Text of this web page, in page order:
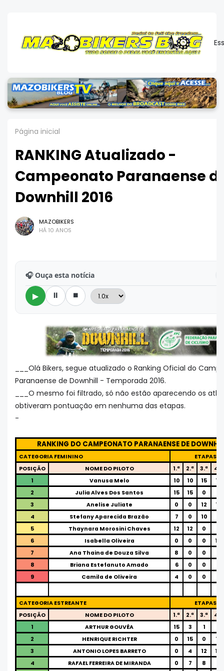
Página inicial
RANKING Atualizado -
Campeonato Paranaense
Downhill 2016
MAZOBIKERS
HÁ 10 ANOS
🎧 Ouça esta notícia
▶ ⏸ ⏹
___Olá Bikers, segue atualizado o Ranking Oficial do
Paranaense de Downhill - Temporada 2016.
___O mesmo foi filtrado, só não estão aparecendo os
obtiveram pontuação em nenhuma das etapas.
-
RANKING DO CAMPEONATO PARANAENSE DE
CATEGORIA FEMININO
ETAPAS
POSIÇÃO
NOME DO PILOTO 1.ª 2.ª 3.ª
4.ª
1
Vanusa Melo 10 10 15
12
2
Julia Alves Dos Santos 15 15 0
3
Anelise Juliate 0 0 12
15
4
Stefany Aparecida Brazão 7 0 10
5
Thaynara Morosini Chaves 12 12 0
6
Isabella Oliveira 0 0 0
10
7
Ana Thaina de Douza Silva 8 0 0
8
Briana Estefanuto Amado 6 0 0
9
Camila de Oliveira 4 0 0
CATEGORIA ESTREANTE
ETAPAS
POSIÇÃO
NOME DO PILOTO 1.ª 2.ª 3.ª
4.ª
1
ARTHUR GOUVÊA 15 3 1
2
HENRIQUE RICHTER 0 15 0
12
3
ANTONIO LOPES BARRETO 0 4 12
10
4
RAFAEL FERREIRA DE MIRANDA 0 7 8